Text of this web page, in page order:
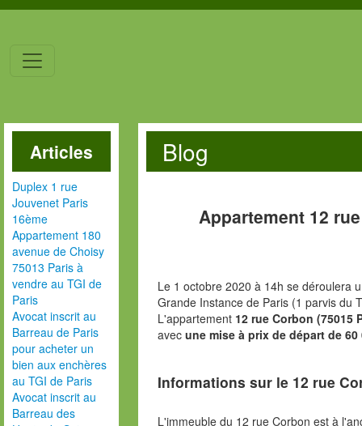
Articles
Duplex 1 rue
Jouvenet Paris
16ème
Appartement 180
avenue de Choisy
75013 Paris à
vendre au TGI de
Paris
Avocat inscrit au
Barreau de Paris
pour acheter un
bien aux enchères
au TGI de Paris
Avocat inscrit au
Barreau des
Blog
Appartement 12
Le 1 octobre 2020 à 14h se déroulera
Grande Instance de Paris (1 parvis du
L'appartement 12 rue Corbon (75015
avec une mise à prix de départ de 60
Informations sur le 12 rue
L'immeuble du 12 rue Corbon est à